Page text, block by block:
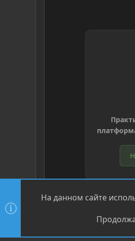
Community platform by
На данном сайте